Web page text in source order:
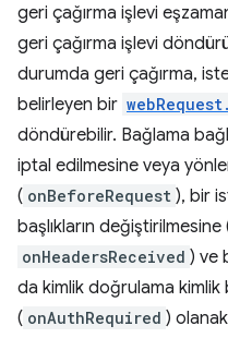
geri çağırma işlevi
geri çağırma işlevi
durumda geri çağırma,
belirleyen bir
döndürebilir. Bağlama
iptal edilmesine veya
( onBeforeRequest ), bir
başlıkların değiştirilmesine
onHeadersReceived ) ve
da kimlik doğrulama kimlik
( onAuthRequired )